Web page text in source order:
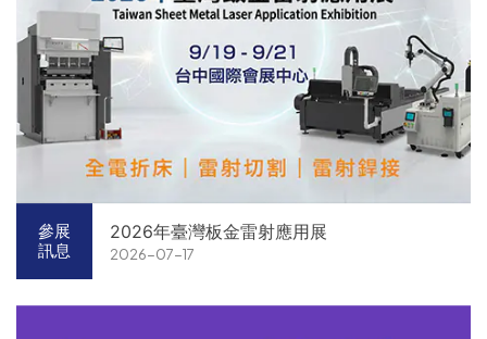
參展
訊息
2026年臺灣板金雷射應用展
2026-07-17